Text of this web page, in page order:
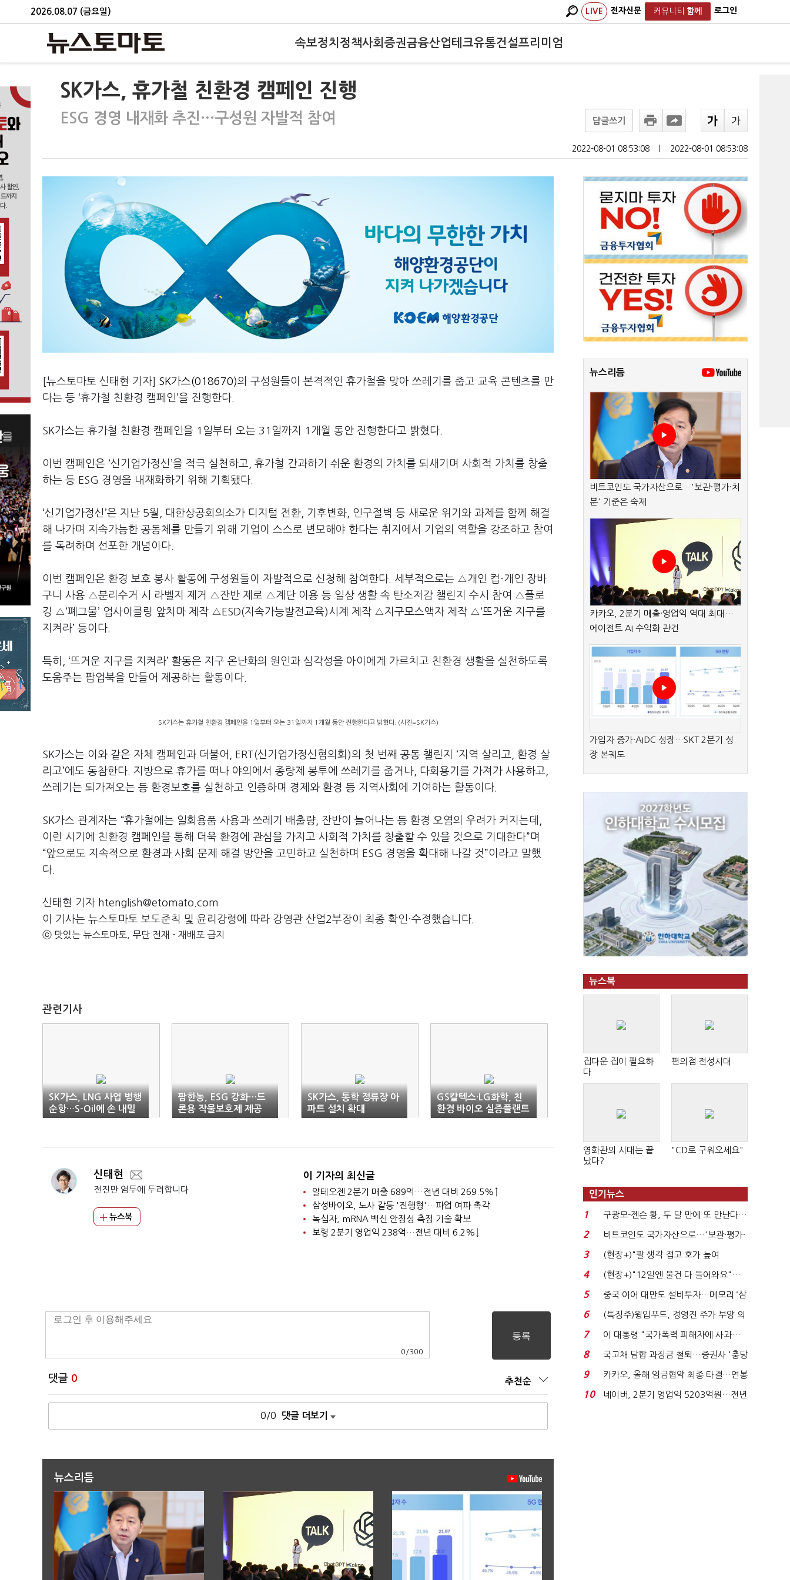
2026.08.07 (금요일) LIVE 전자신문 커뮤니티 함께 로그인
속보정치 정책사회 증권금융산업테크유통건설프리미엄
SK가스, 휴가철 친환경 캠페인 진행
ESG 경영 내재화 추진…구성원 자발적 참여 답글쓰기
2022-08-01 08:53:08 2022-08-01 08:53:08
[뉴스토마토 신태현 기자] SK가스(018670)의 구성원들이 본격적인 휴가철을 맞아 쓰레기를 줍고 교육 콘텐츠를 만
다는 등 ‘휴가철 친환경 캠페인’을 진행한다.
SK가스는 휴가철 친환경 캠페인을 1일부터 오는 31일까지 1개월 동안 진행한다고 밝혔다.
이번 캠페인은 ‘신기업가정신’을 적극 실천하고, 휴가철 간과하기 쉬운 환경의 가치를 되새기며 사회적 가치를 창출
하는 등 ESG 경영을 내재화하기 위해 기획됐다.
‘신기업가정신’은 지난 5월, 대한상공회의소가 디지털 전환, 기후변화, 인구절벽 등 새로운 위기와 과제를 함께 해결
해 나가며 지속가능한 공동체를 만들기 위해 기업이 스스로 변모해야 한다는 취지에서 기업의 역할을 강조하고 참여
를 독려하며 선포한 개념이다.
이번 캠페인은 환경 보호 봉사 활동에 구성원들이 자발적으로 신청해 참여한다. 세부적으로는 △개인 컵·개인 장바
구니 사용 △분리수거 시 라벨지 제거 △잔반 제로 △계단 이용 등 일상 생활 속 탄소저감 챌린지 수시 참여 △플로
깅 △‘폐그물’ 업사이클링 앞치마 제작 △ESD(지속가능발전교육)시계 제작 △지구모스액자 제작 △‘뜨거운 지구를
지켜라’ 등이다.
특히, ‘뜨거운 지구를 지켜라’ 활동은 지구 온난화의 원인과 심각성을 아이에게 가르치고 친환경 생활을 실천하도록
도움주는 팝업북을 만들어 제공하는 활동이다.
SK가스는 휴가철 친환경 캠페인을 1일부터 오는 31일까지 1개월 동안 진행한다고 밝혔다. (사진=SK가스)
SK가스는 이와 같은 자체 캠페인과 더불어, ERT(신기업가정신협의회)의 첫 번째 공동 챌린지 ‘지역 살리고, 환경 살
리고’에도 동참한다. 지방으로 휴가를 떠나 야외에서 종량제 봉투에 쓰레기를 줍거나, 다회용기를 가져가 사용하고,
쓰레기는 되가져오는 등 환경보호를 실천하고 인증하며 경제와 환경 등 지역사회에 기여하는 활동이다.
SK가스 관계자는 “휴가철에는 일회용품 사용과 쓰레기 배출량, 잔반이 늘어나는 등 환경 오염의 우려가 커지는데,
이런 시기에 친환경 캠페인을 통해 더욱 환경에 관심을 가지고 사회적 가치를 창출할 수 있을 것으로 기대한다”며
“앞으로도 지속적으로 환경과 사회 문제 해결 방안을 고민하고 실천하며 ESG 경영을 확대해 나갈 것”이라고 말했
다.
신태현 기자 htenglish@etomato.com
이 기사는 뉴스토마토 보도준칙 및 윤리강령에 따라 강영관 산업2부장이 최종 확인·수정했습니다.
ⓒ 맛있는 뉴스토마토, 무단 전재 - 재배포 금지
관련기사
SK가스, LNG 사업 병행
순항…S-Oil에 손 내밀
어
팜한농, ESG 강화…드
론용 작물보호제 제공
SK가스, 통학 정류장 아
파트 설치 확대
GS칼텍스·LG화학, 친
환경 바이오 실증플랜트
구축
신태현
전진만 염두에 두려합니다
뉴스북
이 기자의 최신글
알테오젠 2분기 매출 689억…전년 대비 269.5%↑
삼성바이오, 노사 갈등 '진행형'…파업 여파 촉각
녹십자, mRNA 백신 안정성 측정 기술 확보
보령 2분기 영업익 238억…전년 대비 6.2%↓
0 /300
댓글 0 추천순
0/0 댓글 더보기
뉴스리듬
뉴스리듬
비트코인도 국가자산으로…'보관·평가·처
분' 기준은 숙제
카카오, 2분기 매출·영업익 역대 최대…
에이전트 AI 수익화 관건
가입자 증가·AIDC 성장…SKT 2분기 성
장 본궤도
뉴스북
집다운 집이 필요하
다
편의점 전성시대
영화관의 시대는 끝
났다?
"CD로 구워오세요"
인기뉴스
1
구광모-젠슨 황, 두 달 만에 또 만난다…
로봇·AI 등 논...
2
비트코인도 국가자산으로…'보관·평가·
처분' 기준은 ...
3
(현장+)"팔 생각 접고 호가 높여
요"…'덜 똘똘한 한 채' 20...
4
(현장+)"12일엔 물건 다 들어와요"…
빈 매대 채우며 문 연 ...
5
중국 이어 대만도 설비투자…메모리 ‘삼
국전쟁’
6
(특징주)윙입푸드, 경영진 주가 부양 의
지에 상한가...
7
이 대통령 "국가폭력 피해자에 사과…
적극적 조사로 진...
8
국고채 담합 과징금 철퇴…증권사 '충당
금 폭탄' 우려...
9
카카오, 올해 임금협약 최종 타결…연봉
6.3% 인상·격려...
10
네이버, 2분기 영업익 5203억원…전년